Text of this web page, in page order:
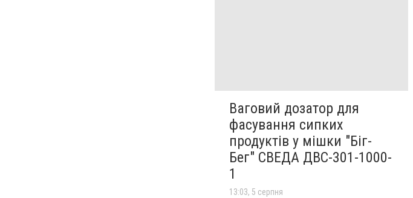
Ваговий дозатор для
фасування сипких
продуктів у мішки "Біг-
Бег" СВЕДА ДВС-301-1000-
1
13:03, 5 серпня